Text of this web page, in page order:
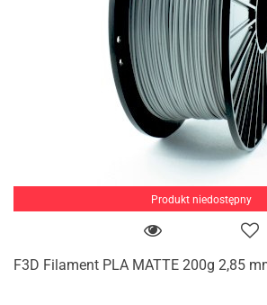
Produkt niedostępny
F3D Filament PLA MATTE 200g 2,85